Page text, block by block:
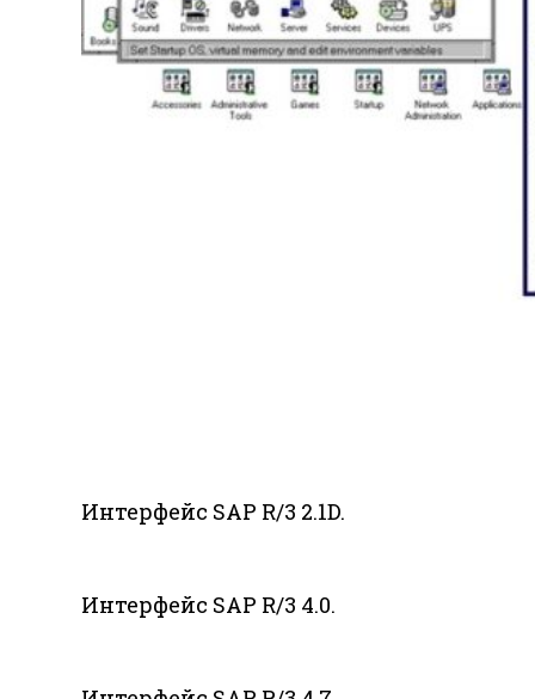
Интерфейс SAP R/3 2.1D.
Интерфейс SAP R/3 4.0.